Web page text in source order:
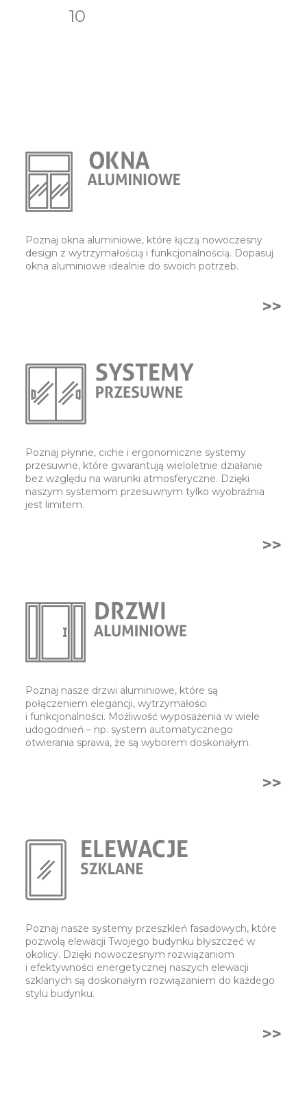
10
Poznaj okna aluminiowe, które łączą nowoczesny
design z wytrzymałością i funkcjonalnością. Dopasuj
okna aluminiowe idealnie do swoich potrzeb.
>>
Poznaj płynne, ciche i ergonomiczne systemy
przesuwne, które gwarantują wieloletnie działanie
bez względu na warunki atmosferyczne. Dzięki
naszym systemom przesuwnym tylko wyobraźnia
jest limitem.
>>
Poznaj nasze drzwi aluminiowe, które są
połączeniem elegancji, wytrzymałości
i funkcjonalności. Możliwość wyposażenia w wiele
udogodnień – np. system automatycznego
otwierania sprawa, że są wyborem doskonałym.
>>
Poznaj nasze systemy przeszkleń fasadowych, które
pozwolą elewacji Twojego budynku błyszczeć w
okolicy. Dzięki nowoczesnym rozwiązaniom
i efektywności energetycznej naszych elewacji
szklanych są doskonałym rozwiązaniem do każdego
stylu budynku.
>>